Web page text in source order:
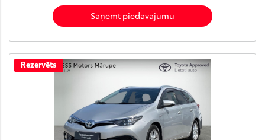
Saņemt piedāvājumu
Rezervēts